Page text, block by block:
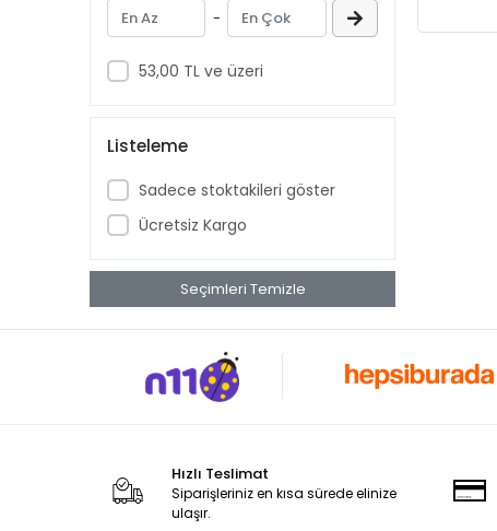
MAZDA
MERCEDES
NİSSAN
SEAT
SKODA
TOFAŞ
VOLVO
WEHHLER
-
53,00 TL ve üzeri
Listeleme
Sadece stoktakileri göster
Ücretsiz Kargo
Seçimleri Temizle
Hızlı Teslimat
Siparişleriniz en kısa sürede elinize
ulaşır.